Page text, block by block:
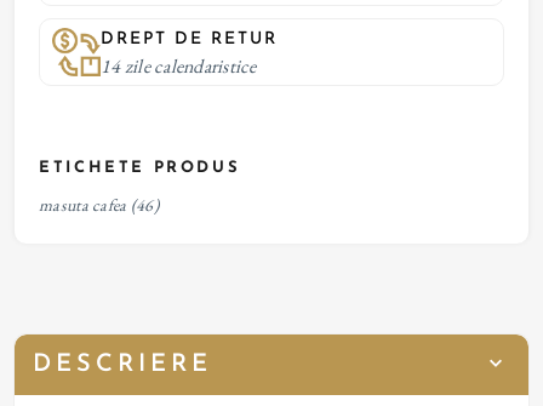
DREPT DE RETUR
14 zile calendaristice
ETICHETE PRODUS
masuta cafea (46)
DESCRIERE